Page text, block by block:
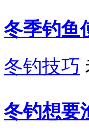
冬季钓鱼
冬钓技巧
冬钓想要